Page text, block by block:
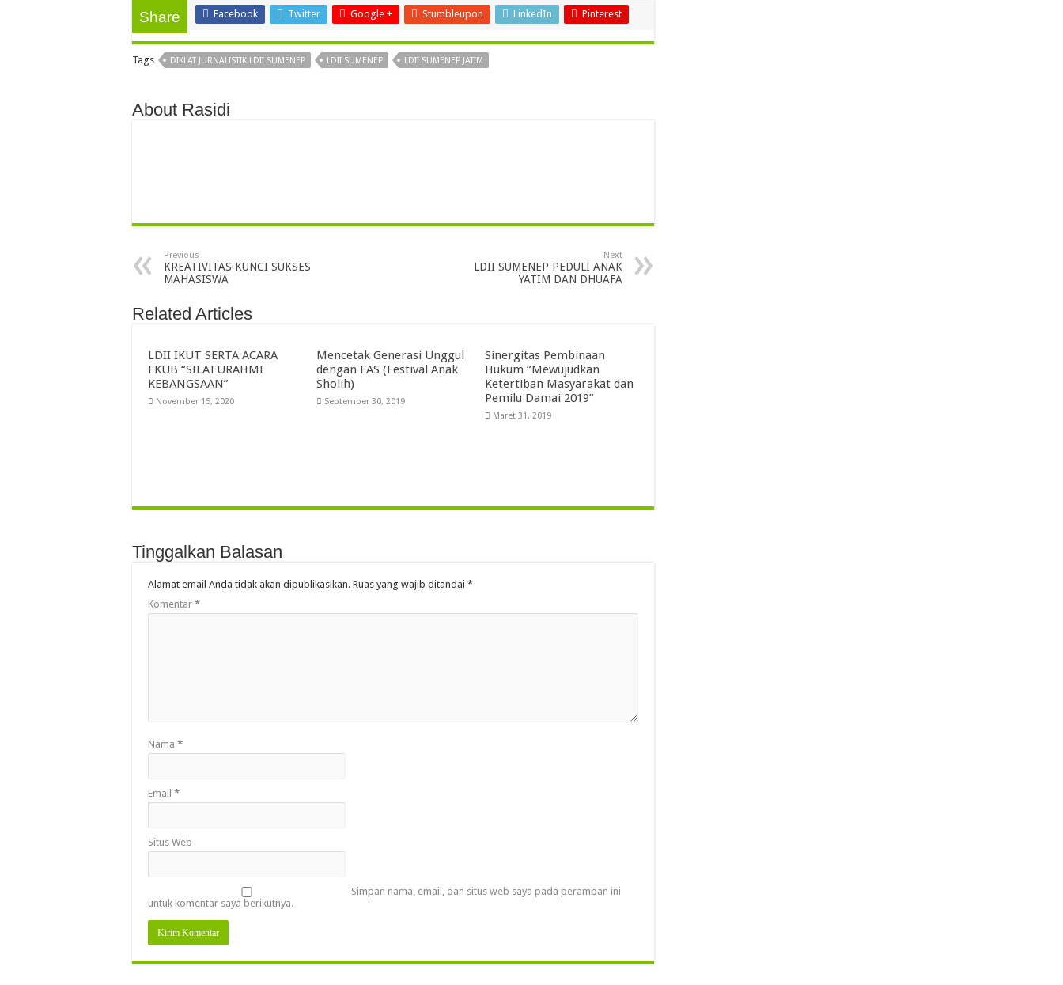
Share Facebook Twitter Google + Stumbleupon LinkedIn Pinterest
Tags DIKLAT JURNALISTIK LDII SUMENEP LDII SUMENEP LDII SUMENEP JATIM
About Rasidi
Previous
KREATIVITAS KUNCI SUKSES
MAHASISWA
Next
LDII SUMENEP PEDULI ANAK
YATIM DAN DHUAFA
Related Articles
LDII IKUT SERTA ACARA
FKUB “SILATURAHMI
KEBANGSAAN”
November 15, 2020
Mencetak Generasi Unggul
dengan FAS (Festival Anak
Sholih)
September 30, 2019
Sinergitas Pembinaan
Hukum “Mewujudkan
Ketertiban Masyarakat dan
Pemilu Damai 2019”
Maret 31, 2019
Tinggalkan Balasan
Alamat email Anda tidak akan dipublikasikan. Ruas yang wajib ditandai *
Komentar *
Nama *
Email *
Situs Web
Simpan nama, email, dan situs web saya pada peramban ini
untuk komentar saya berikutnya.